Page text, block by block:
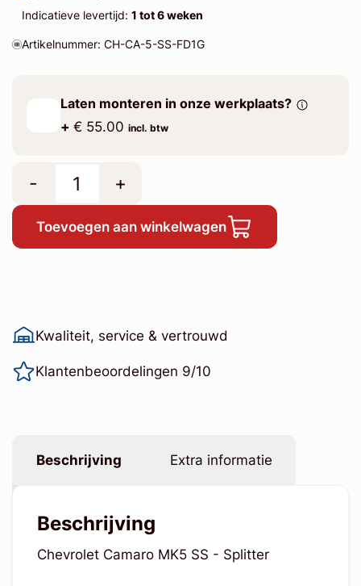
Indicatieve levertijd: 1 tot 6 weken
Artikelnummer: CH-CA-5-SS-FD1G
Laten monteren in onze werkplaats?
+ € 55.00 incl. btw
- +
Toevoegen aan winkelwagen
Kwaliteit, service & vertrouwd
Klantenbeoordelingen 9/10
Beschrijving Extra informatie
Beschrijving
Chevrolet Camaro MK5 SS - Splitter